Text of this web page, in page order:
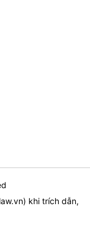
) khi trích dẫn,